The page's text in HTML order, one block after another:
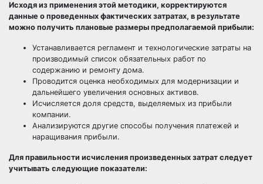
Исходя из применения этой методики, корректируются
данные о проведенных фактических затратах, в результате
можно получить плановые размеры предполагаемой прибыли:
Устанавливается регламент и технологические затраты на
производимый список обязательных работ по
содержанию и ремонту дома.
Проводится оценка необходимых для модернизации и
дальнейшего увеличения основных активов.
Исчисляется доля средств, выделяемых из прибыли
компании.
Анализируются другие способы получения платежей и
наращивания прибыли.
Для правильности исчисления произведенных затрат следует
учитывать следующие показатели: